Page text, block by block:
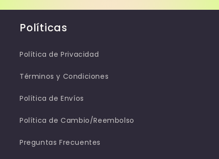
Políticas
Política de Privacidad
Términos y Condiciones
Política de Envíos
Política de Cambio/Reembolso
Preguntas Frecuentes